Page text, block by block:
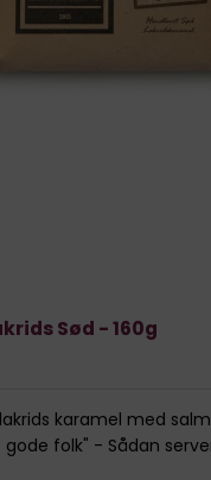
Sød - 160g
karamel med
gode folk" - Sådan